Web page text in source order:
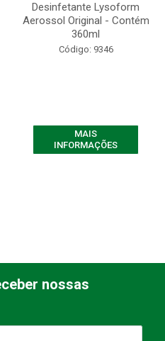
Desinfetante Lysoform
Aerossol Original - Contém
360ml
Código: 9346
MAIS
INFORMAÇÕES
nossas